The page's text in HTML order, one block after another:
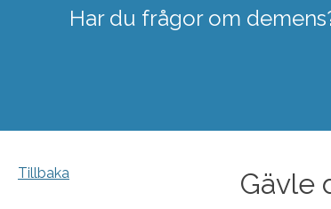
Har du frågor om
Tillbaka
Gävle